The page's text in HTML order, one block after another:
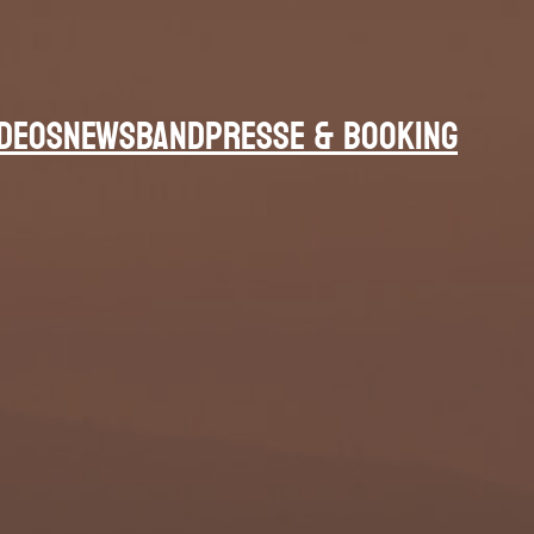
NEWSBANDPRESSE & BOOKING